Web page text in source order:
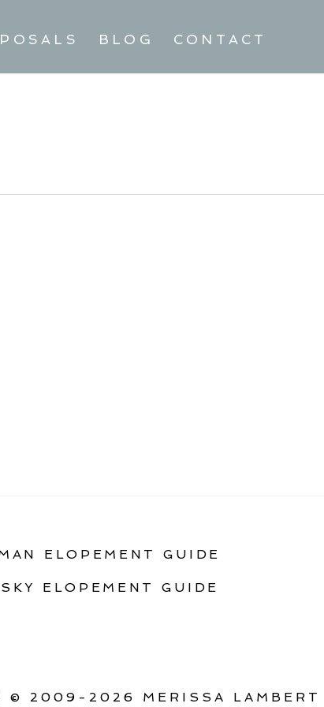
BLOG CONTACT
ELOPEMENT GUIDE
ELOPEMENT GUIDE
© 2009-2026 MERISSA LAMBERT